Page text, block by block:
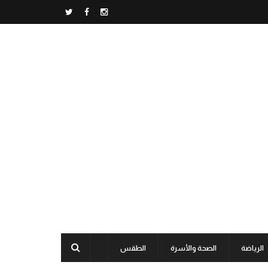
الرياضة الصحة والأسرة الطقس